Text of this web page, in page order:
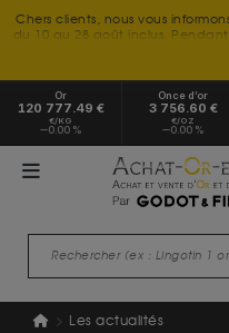
Chers clients, nous vous
du 10 au 28 août inclus.
à votre disposition tout l'été.
vendredi, de 9h30 à 18h,
Nous vous remercions de
Or
120 777.49 €
€/KG
0.00 %
Once d’or
3 756.60 €
€/OZ
0.00 %
Les actualités